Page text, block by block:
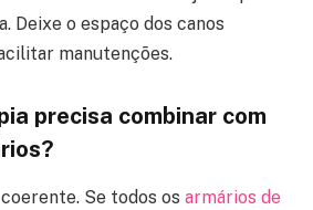
Deixe o espaço dos canos
manutenções.
precisa combinar com
Se todos os armários de